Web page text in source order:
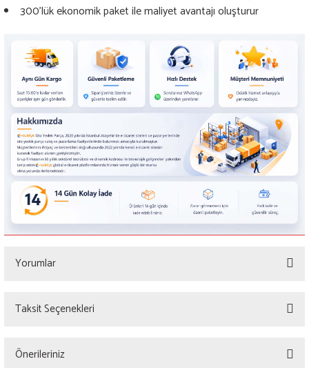
300’lük ekonomik paket ile maliyet avantajı oluşturur
Yorumlar
Taksit Seçenekleri
Önerileriniz